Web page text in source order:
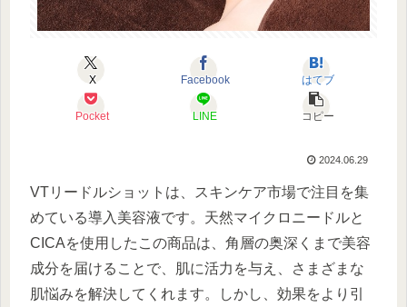
X Facebook はてブ
Pocket LINE コピー
2024.06.29
VTリードルショットは、スキンケア市場で注目を集
めている導入美容液です。天然マイクロニードルと
CICAを使用したこの商品は、角層の奥深くまで美容
成分を届けることで、肌に活力を与え、さまざまな
肌悩みを解決してくれます。しかし、効果をより引